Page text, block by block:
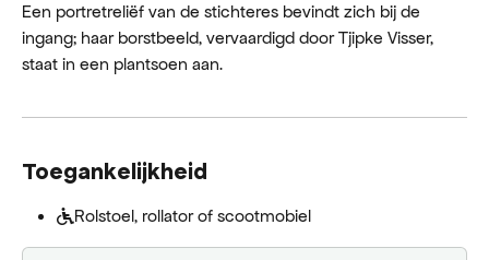
Een portretreliëf van de stichteres bevindt zich bij de
ingang; haar borstbeeld, vervaardigd door Tjipke Visser,
staat in een plantsoen aan.
Toegankelijkheid
Rolstoel, rollator of scootmobiel